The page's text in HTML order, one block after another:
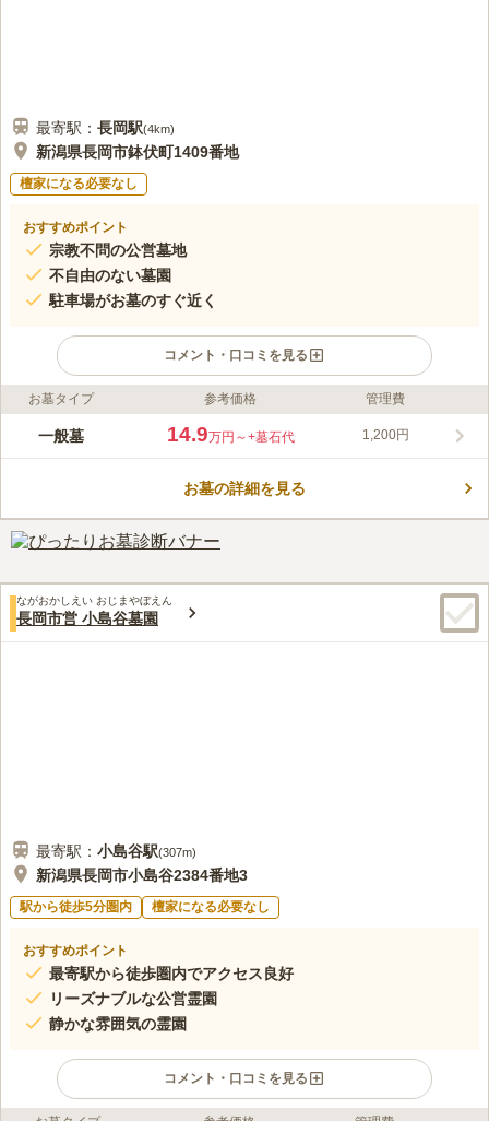
最寄駅： 長岡駅(4km)
新潟県長岡市鉢伏町1409番地
檀家になる必要なし
おすすめポイント
宗教不問の公営墓地
不自由のない墓園
駐車場がお墓のすぐ近く
コメント・口コミを見る
ライフドット編集部のコメント
新潟県長岡市が管理する公営の大型墓地です。 緑豊かな木々に
式墓地とを選ぶ事ができます。 また、管理棟があり、管理人に
のポイントのひとつです。
口コミ評価
お墓タイプ 参考価格 管理費
一般墓 14.9万円～+墓石代 1,200円
お墓の詳細を見る
ながおかしえい おじまやぼえん
長岡市営 小島谷墓園
最寄駅： 小島谷駅(307m)
新潟県長岡市小島谷2384番地3
駅から徒歩5分圏内 檀家になる必要なし
おすすめポイント
最寄駅から徒歩圏内でアクセス良好
リーズナブルな公営霊園
静かな雰囲気の霊園
コメント・口コミを見る